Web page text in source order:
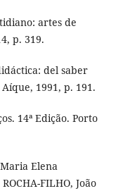
artes de
p. 319.
del saber
1991, p. 191.
14ª Edição. Porto
Elena
FILHO, João